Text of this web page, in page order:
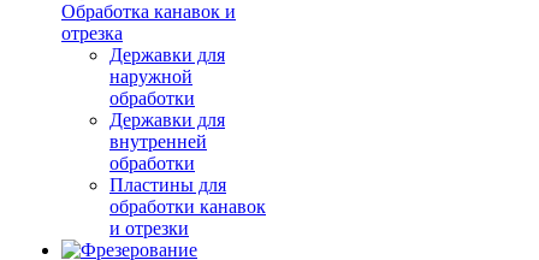
Обработка канавок и
отрезка
Державки для
наружной
обработки
Державки для
внутренней
обработки
Пластины для
обработки канавок
и отрезки